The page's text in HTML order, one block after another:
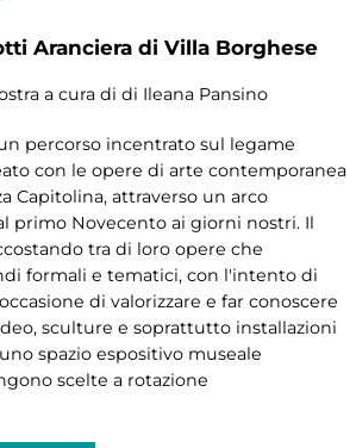
Aranciera di Villa Borghese
a cura di di Ileana Pansino
percorso incentrato sul legame
con le opere di arte contemporanea
Capitolina, attraverso un arco
primo Novecento ai giorni nostri. Il
tra di loro opere che
formali e tematici, con l'intento di
di valorizzare e far conoscere
sculture e soprattutto installazioni
spazio espositivo museale
scelte a rotazione